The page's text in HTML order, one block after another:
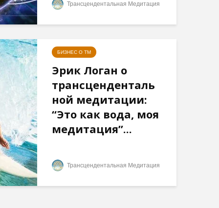
Трансцендентальная Медитация
БИЗНЕС О ТМ
Эрик Логан о
трансценденталь
ной медитации:
“Это как вода, моя
медитация”...
Трансцендентальная Медитация